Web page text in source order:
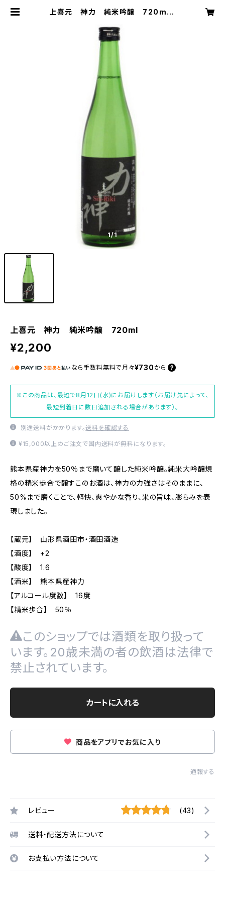
上喜元 神力 純米吟醸 720ml |
1/1
上喜元 神力 純米吟醸 720ml
¥2,200
なら 手数料無料で 月々¥730 から
※この商品は、最短で8月12日(水)にお届けします（お届け先によって、
最短到着日に数日追加される場合があります）。
別途送料がかかります。送料を確認する
¥15,000以上のご注文で国内送料が無料になります。
熊本県産神力を50％まで磨いて醸した純米吟醸。純米大吟醸規
格の精米歩合で醸すこのお酒は、神力の力強さはそのままに、
50%まで磨くことで、軽快、爽やかな香り、米の旨味、膨らみを表
現しました。
【蔵元】 山形県酒田市・酒田酒造
【酒度】 +2
【酸度】 1.6
【酒米】 熊本県産神力
【アルコール度数】 16度
【精米歩合】 50％
このショップでは酒類を取り扱って
います。20歳未満の者の飲酒は法律で
禁止されています。
カートに入れる
商品をアプリでお気に入り
通報する
レビュー (43)
送料・配送方法について
お支払い方法について